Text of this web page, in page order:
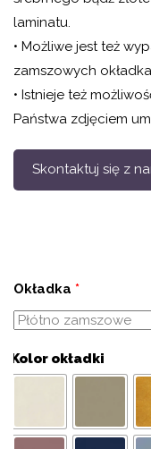
laminatu.
• Możliwe jest też
zamszowych
• Istnieje też
Państwa zdjęciem
Skontaktuj się z
Okładka *
Kolor okładki